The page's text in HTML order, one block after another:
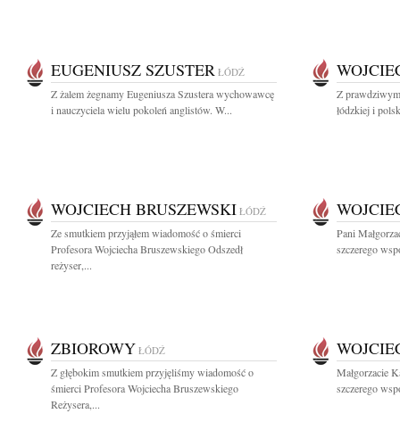
EUGENIUSZ SZUSTER ŁÓDŹ
Z żalem żegnamy Eugeniusza Szustera wychowawcę
i nauczyciela wielu pokoleń anglistów. W...
Z
łódzkiej i
WOJCIECH BRUSZEWSKI ŁÓDŹ
Ze smutkiem przyjąłem wiadomość o śmierci
Profesora Wojciecha Bruszewskiego Odszedł
reżyser,...
Pani
szczerego
ZBIOROWY ŁÓDŹ
Z głębokim smutkiem przyjęliśmy wiadomość o
śmierci Profesora Wojciecha Bruszewskiego
Reżysera,...
Małgorzacie
szczerego